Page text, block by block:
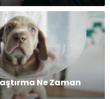
Ne Zaman